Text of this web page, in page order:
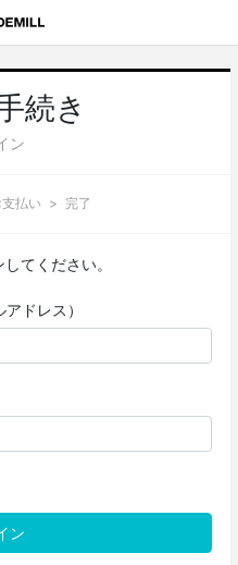
続き
ン
支払い 完了
てください。
ドレス）